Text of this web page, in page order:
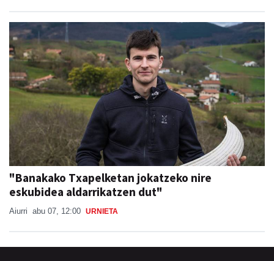
"Banakako Txapelketan jokatzeko nire
eskubidea aldarrikatzen dut"
Aiurri abu 07, 12:00 URNIETA